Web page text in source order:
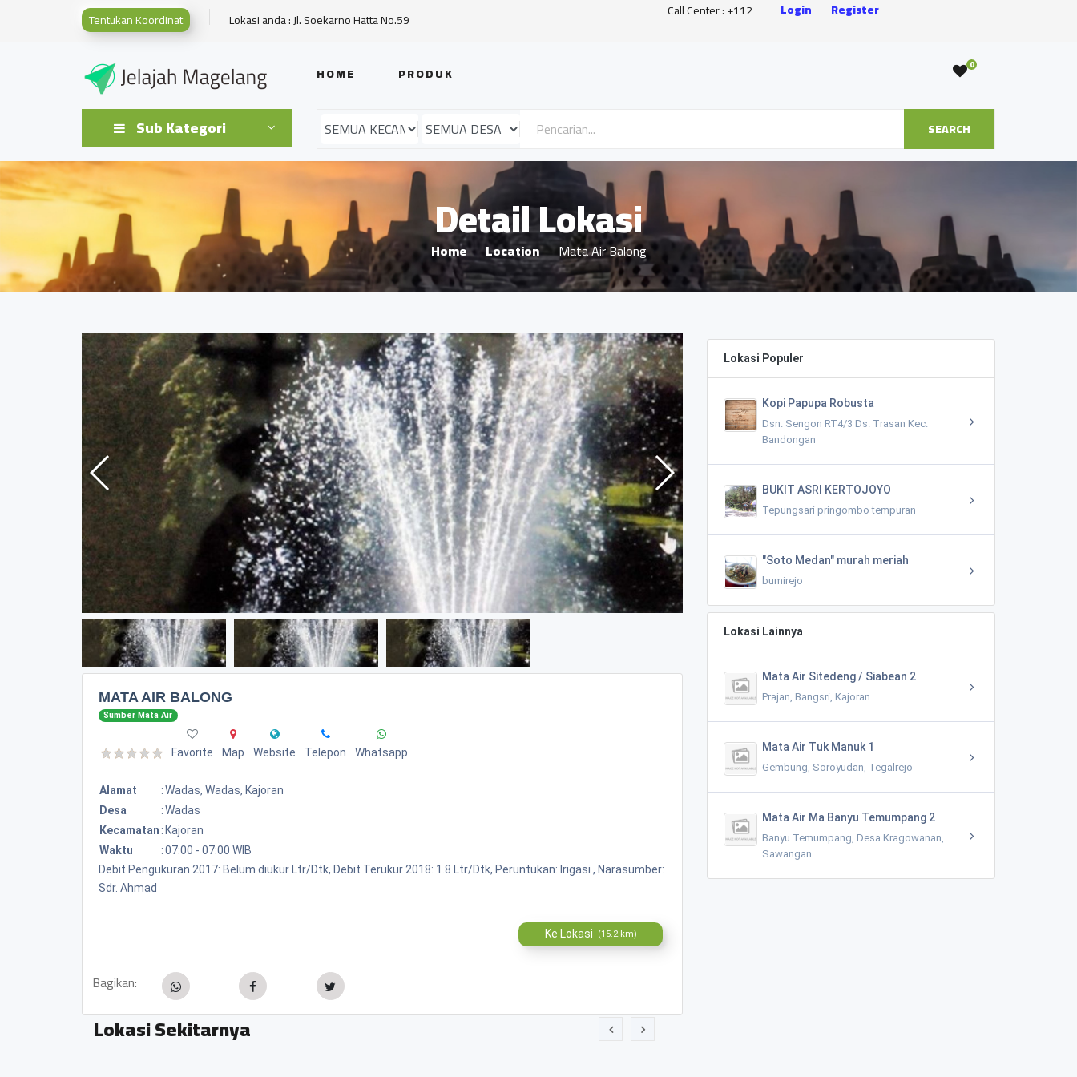
Tentukan Koordinat Lokasi anda : Jl. Soekarno Hatta No.59 Call Center : +112 Login Register
HOME PRODUK 0
Sub Kategori SEARCH
Detail Lokasi
Home Location Mata Air Balong
MATA AIR BALONG
Sumber Mata Air
Favorite Map Website Telepon Whatsapp
Alamat :Wadas, Wadas, Kajoran
Desa
:Wadas
Kecamatan : Kajoran
Waktu
:07:00 - 07:00 WIB
Debit Pengukuran 2017: Belum diukur Ltr/Dtk, Debit Terukur 2018: 1.8 Ltr/Dtk, Peruntukan: Irigasi , Narasumber:
Sdr. Ahmad
Ke Lokasi (15.2 km)
Bagikan:
Lokasi Sekitarnya
Lokasi Populer
Kopi Papupa Robusta
Dsn. Sengon RT4/3 Ds. Trasan Kec.
Bandongan
BUKIT ASRI KERTOJOYO
Tepungsari pringombo tempuran
"Soto Medan" murah meriah
bumirejo
Lokasi Lainnya
Mata Air Sitedeng / Siabean 2
Prajan, Bangsri, Kajoran
Mata Air Tuk Manuk 1
Gembung, Soroyudan, Tegalrejo
Mata Air Ma Banyu Temumpang 2
Banyu Temumpang, Desa Kragowanan,
Sawangan